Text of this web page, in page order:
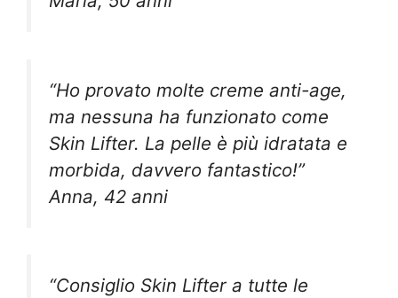
“Ho provato molte creme anti-age,
ma nessuna ha funzionato come
Skin Lifter. La pelle è più idratata e
morbida, davvero fantastico!”
Anna, 42 anni
“Consiglio Skin Lifter a tutte le